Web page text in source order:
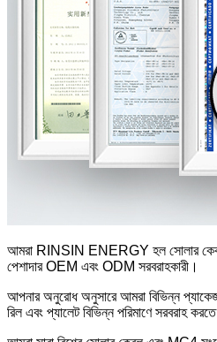
আমরা RINSIN ENERGY হল সোলার
পেশাদার OEM এবং ODM সরবরাহকারী।
আপনার অনুরোধ অনুসারে আমরা বিভিন্ন
রিল এবং প্যালেট বিভিন্ন পরিমাণে সরবরাহ করতে